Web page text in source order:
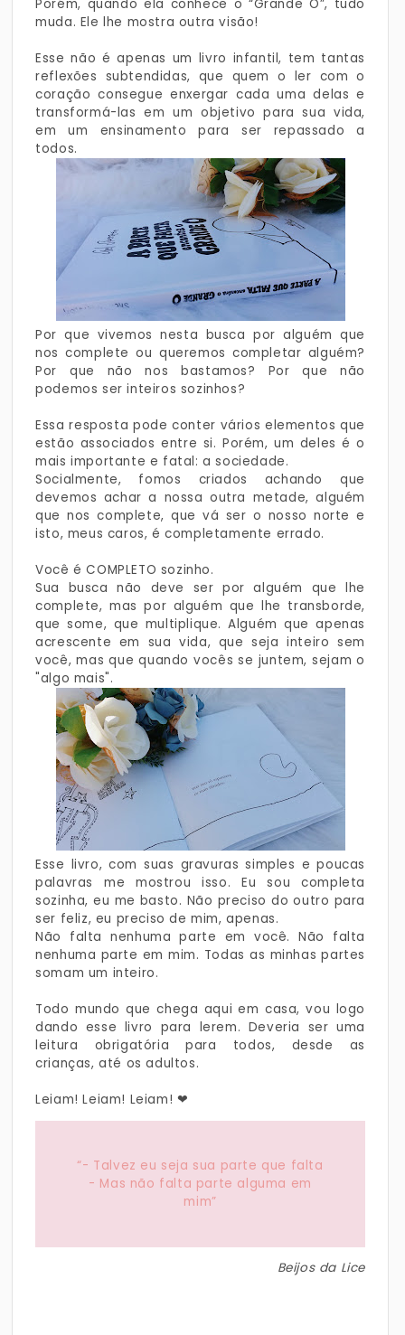
Porém, quando ela conhece o “Grande O”, tudo
muda. Ele lhe mostra outra visão!
Esse não é apenas um livro infantil, tem tantas
reflexões subtendidas, que quem o ler com o
coração consegue enxergar cada uma delas e
transformá-las em um objetivo para sua vida,
em um ensinamento para ser repassado a
todos.
Por que vivemos nesta busca por alguém que
nos complete ou queremos completar alguém?
Por que não nos bastamos? Por que não
podemos ser inteiros sozinhos?
Essa resposta pode conter vários elementos que
estão associados entre si. Porém, um deles é o
mais importante e fatal: a sociedade.
Socialmente, fomos criados achando que
devemos achar a nossa outra metade, alguém
que nos complete, que vá ser o nosso norte e
isto, meus caros, é completamente errado. ㅤ
Você é COMPLETO sozinho.
Sua busca não deve ser por alguém que lhe
complete, mas por alguém que lhe transborde,
que some, que multiplique. Alguém que apenas
acrescente em sua vida, que seja inteiro sem
você, mas que quando vocês se juntem, sejam o
"algo mais".
Esse livro, com suas gravuras simples e poucas
palavras me mostrou isso. Eu sou completa
sozinha, eu me basto. Não preciso do outro para
ser feliz, eu preciso de mim, apenas.
Não falta nenhuma parte em você. Não falta
nenhuma parte em mim. Todas as minhas partes
somam um inteiro.
Todo mundo que chega aqui em casa, vou logo
dando esse livro para lerem. Deveria ser uma
leitura obrigatória para todos, desde as
crianças, até os adultos.
Leiam! Leiam! Leiam! ❤
“- Talvez eu seja sua parte que falta
- Mas não falta parte alguma em
mim”
Beijos da Lice